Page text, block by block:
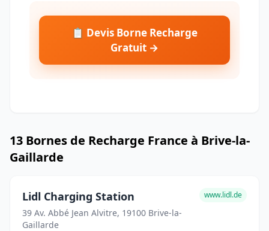
📋 Devis Borne Recharge
Gratuit →
13 Bornes de Recharge France à Brive-la-
Gaillarde
Lidl Charging Station
39 Av. Abbé Jean Alvitre, 19100 Brive-la-
Gaillarde
www.lidl.de